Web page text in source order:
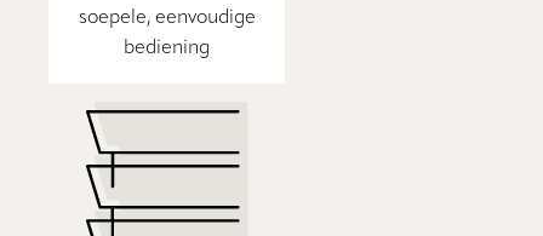
soepele, eenvoudige
bediening